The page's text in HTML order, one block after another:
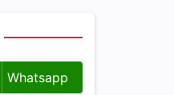
Whatsapp